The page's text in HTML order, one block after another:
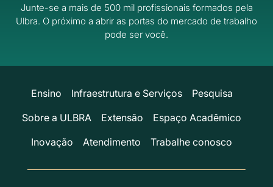
Junte-se a mais de 500 mil profissionais formados pela
Ulbra. O próximo a abrir as portas do mercado de trabalho
pode ser você.
Ensino Infraestrutura e Serviços
Pesquisa
Sobre a ULBRA
Extensão
Espaço Acadêmico
Inovação
Atendimento Trabalhe conosco